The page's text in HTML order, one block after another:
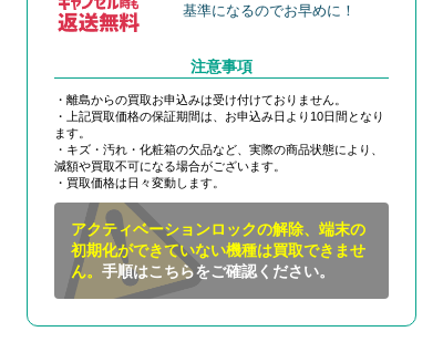
基準になるのでお早めに！
注意事項
・離島からの買取お申込みは受け付けておりません。
・上記買取価格の保証期間は、お申込み日より10日間となり
ます。
・キズ・汚れ・化粧箱の欠品など、実際の商品状態により、
減額や買取不可になる場合がございます。
・買取価格は日々変動します。
アクティベーションロックの解除、端末の
初期化ができていない機種は買取できませ
ん。手順はこちらをご確認ください。